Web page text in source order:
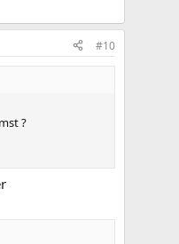
#10
?